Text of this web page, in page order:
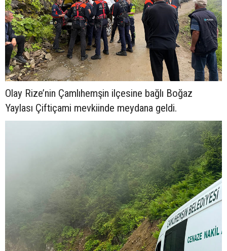
Olay Rize’nin Çamlıhemşin ilçesine bağlı Boğaz
Yaylası Çiftiçami mevkiinde meydana geldi.